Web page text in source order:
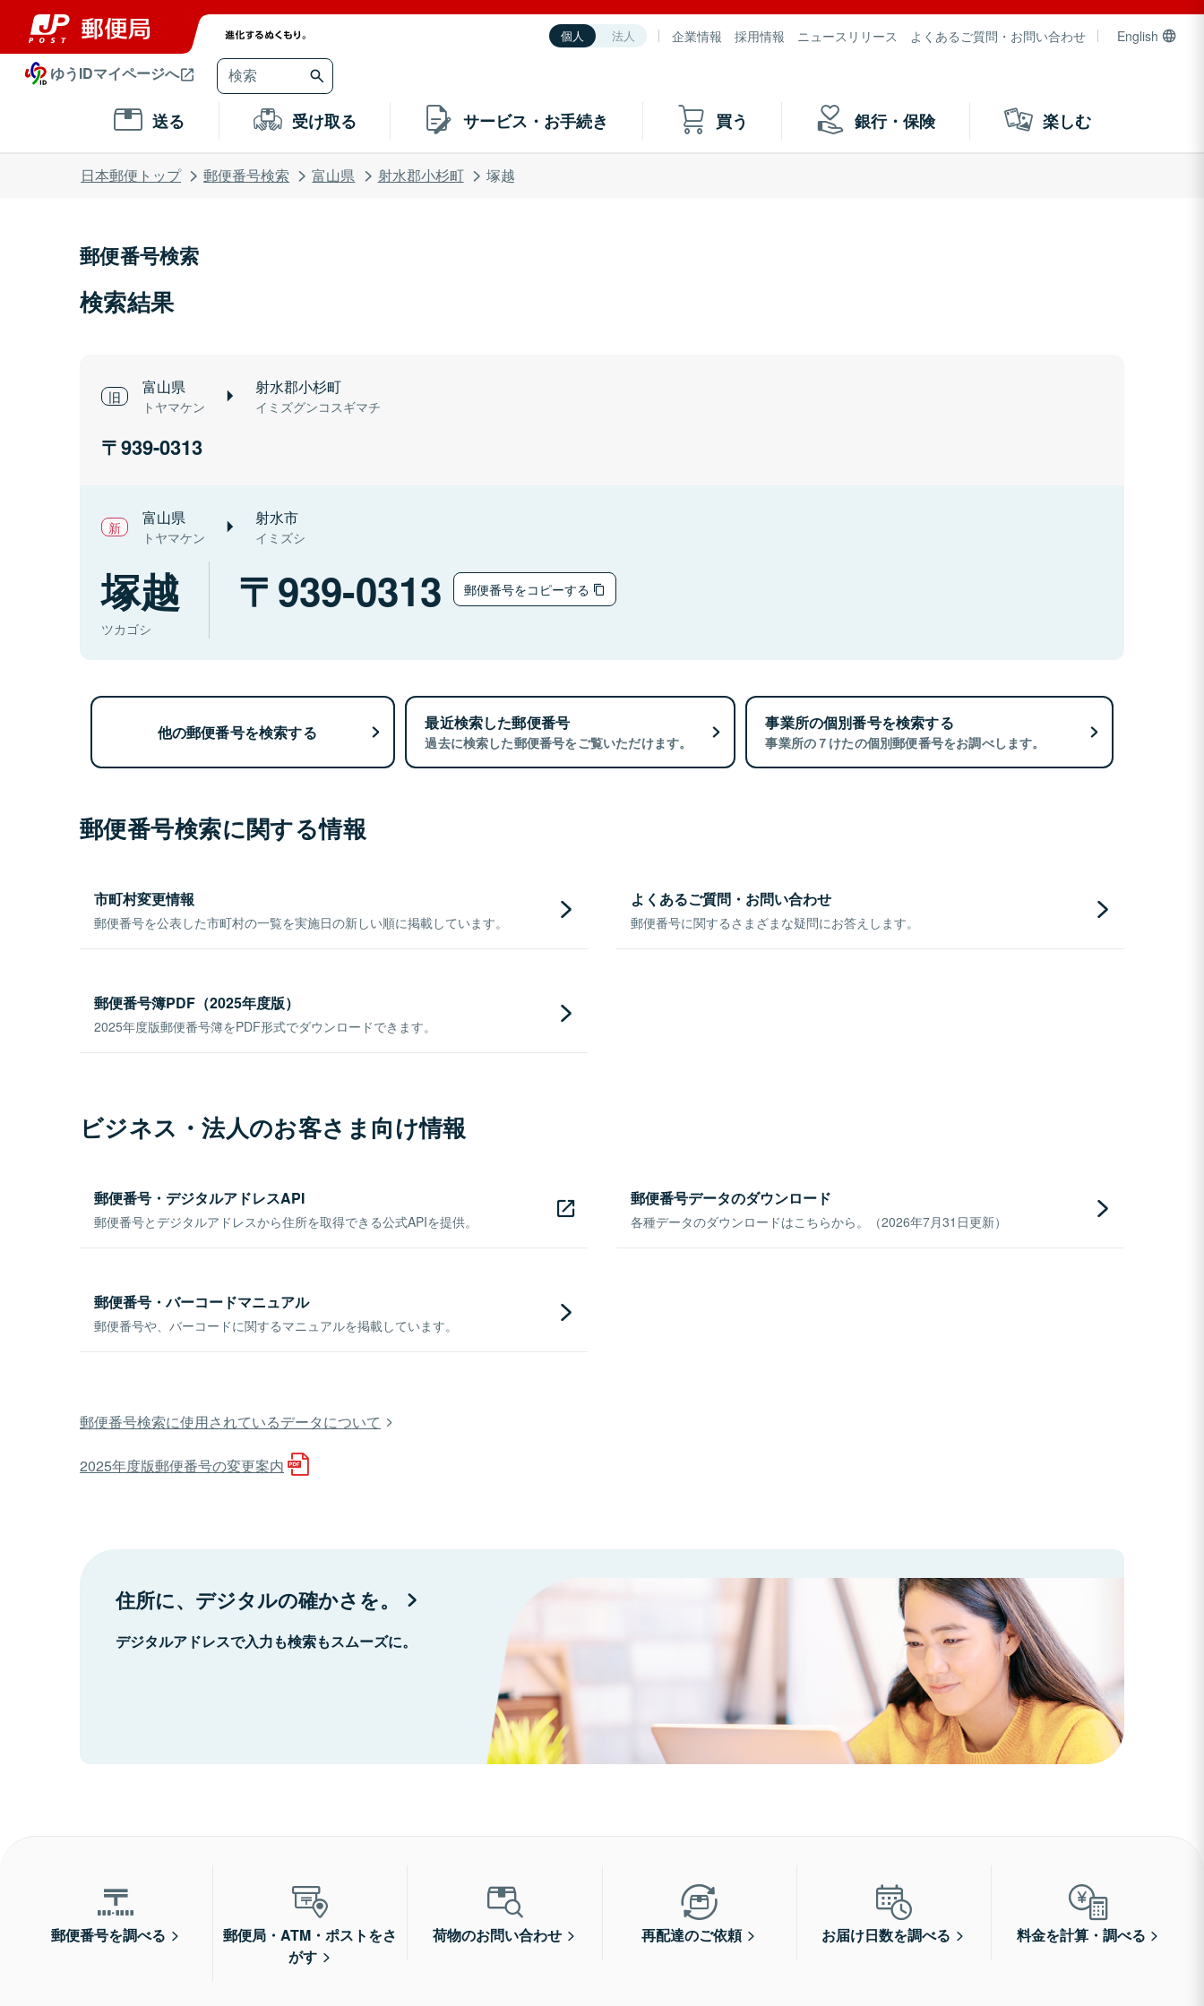
個人 法人 企業情報 採用情報 ニュースリリース よくあるご質問・お問い合わせ English
ゆうIDマイページへ
送る 受け取る サービス・お手続き 買う 銀行・保険 楽しむ
日本郵便トップ 郵便番号検索 富山県 射水郡小杉町 塚越
郵便番号検索
検索結果
富山県
トヤマケン
射水郡小杉町
イミズグンコスギマチ
939-0313
富山県
トヤマケン
射水市
イミズシ
塚越
ツカゴシ
939-0313 郵便番号をコピーする
他の郵便番号を検索する 最近検索した郵便番号
過去に検索した郵便番号をご覧いただけます。
事業所の個別番号を検索する
事業所の７けたの個別郵便番号をお調べします。
郵便番号検索に関する情報
市町村変更情報
郵便番号を公表した市町村の一覧を実施日の新しい順に掲載しています。
よくあるご質問・お問い合わせ
郵便番号に関するさまざまな疑問にお答えします。
郵便番号簿PDF（2025年度版）
2025年度版郵便番号簿をPDF形式でダウンロードできます。
ビジネス・法人のお客さま向け情報
郵便番号・デジタルアドレスAPI
郵便番号とデジタルアドレスから住所を取得できる公式APIを提供。
郵便番号データのダウンロード
各種データのダウンロードはこちらから。（2026年7月31日更新）
郵便番号・バーコードマニュアル
郵便番号や、バーコードに関するマニュアルを掲載しています。
郵便番号検索に使用されているデータについて
2025年度版郵便番号の変更案内
住所に、デジタルの確かさを。
デジタルアドレスで入力も検索もスムーズに。
郵便番号を調べる
郵便局・ATM・ポストをさ
がす
荷物のお問い合わせ 再配達のご依頼 お届け日数を調べる 料金を計算・調べる